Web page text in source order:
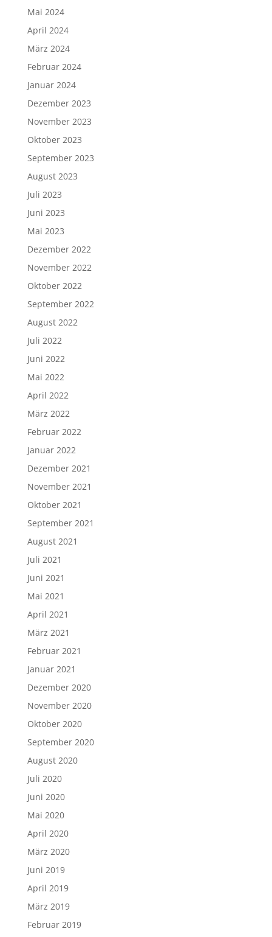
Mai 2024
April 2024
März 2024
Februar 2024
Januar 2024
Dezember 2023
November 2023
Oktober 2023
September 2023
August 2023
Juli 2023
Juni 2023
Mai 2023
Dezember 2022
November 2022
Oktober 2022
September 2022
August 2022
Juli 2022
Juni 2022
Mai 2022
April 2022
März 2022
Februar 2022
Januar 2022
Dezember 2021
November 2021
Oktober 2021
September 2021
August 2021
Juli 2021
Juni 2021
Mai 2021
April 2021
März 2021
Februar 2021
Januar 2021
Dezember 2020
November 2020
Oktober 2020
September 2020
August 2020
Juli 2020
Juni 2020
Mai 2020
April 2020
März 2020
Juni 2019
April 2019
März 2019
Februar 2019